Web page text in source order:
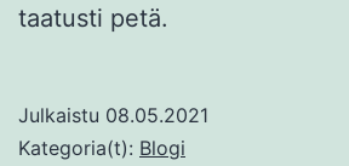
taatusti petä.
Julkaistu 08.05.2021
Kategoria(t): Blogi